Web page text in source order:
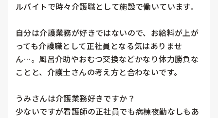
ルバイトで時々介護職として施設で働いています。
自分は介護業務が好きではないので、お給料が上が
っても介護職として正社員となる気はありませ
ん…。風呂介助やおむつ交換などかなり体力勝負な
ことと、介護士さんの考え方と合わないです。
うみさんは介護業務好きですか？
少ないですが看護師の正社員でも病棟夜勤なしもあ